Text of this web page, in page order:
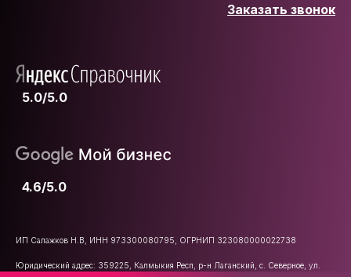
Заказать звонок
5.0/5.0
4.6/5.0
ИП Салажков Н.В, ИНН 973300080795, ОГРНИП 323080000022738
Юридический адрес: 359225, Калмыкия Респ, р-н Лаганский, с. Северное, ул.